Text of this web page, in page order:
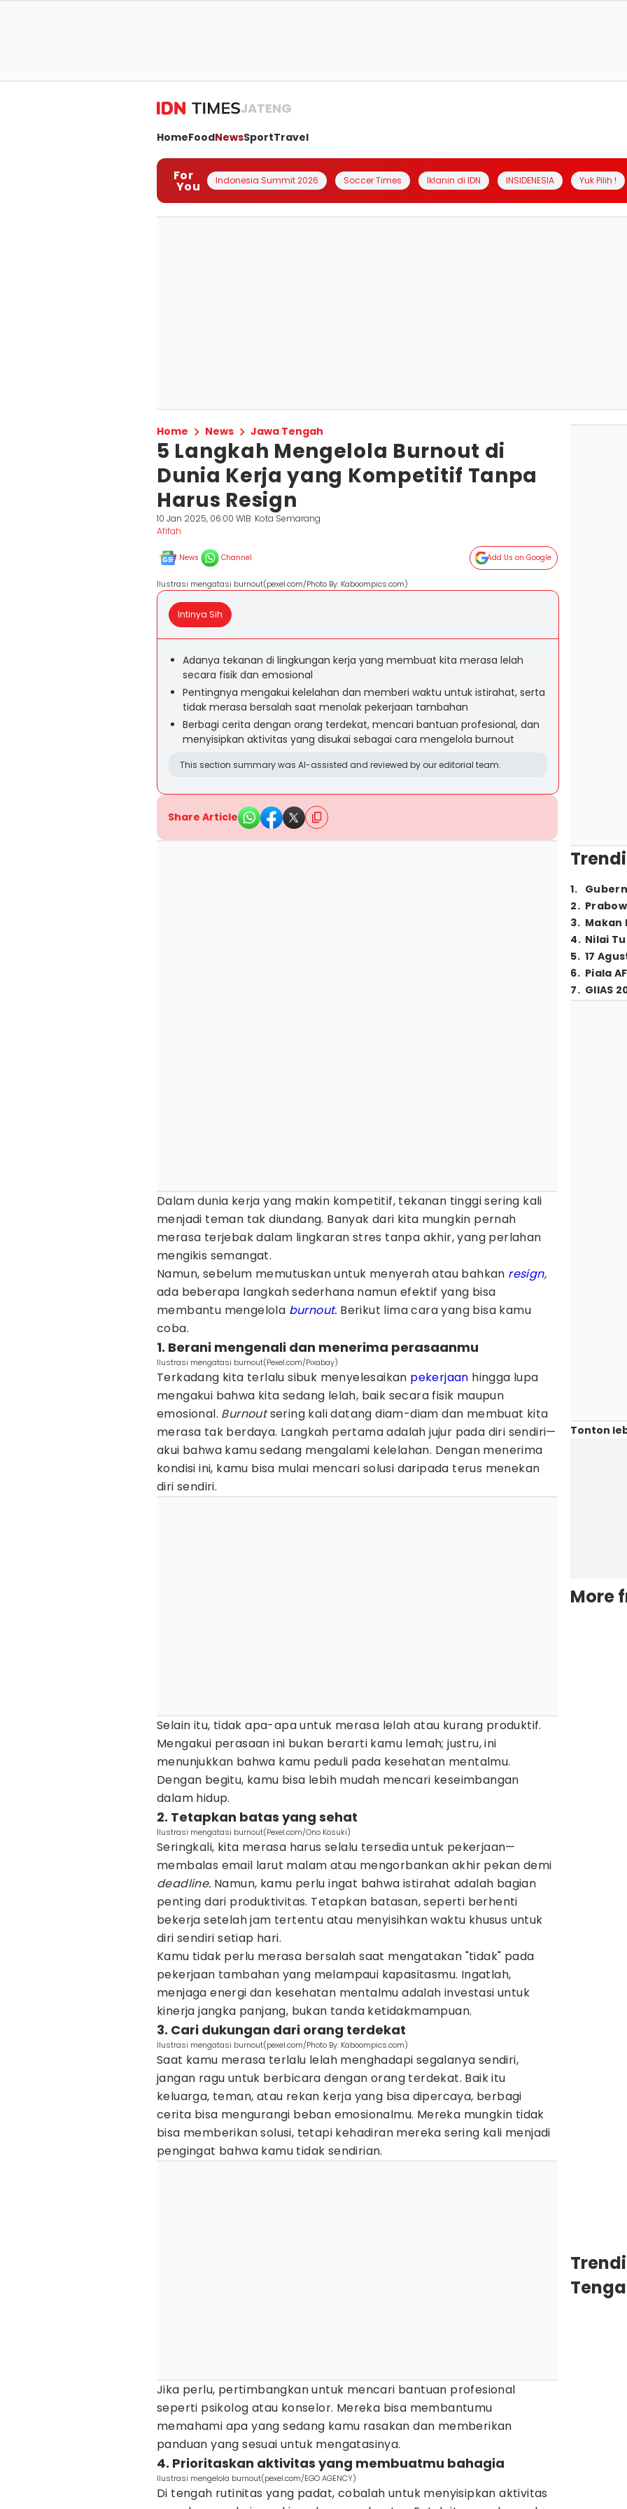
JATENG
HomeFoodNewsSportTravel
For
You Indonesia Summit 2026 Soccer Times Iklanin di IDN INSIDENESIA Yuk Pilih !
Home News Jawa Tengah
5 Langkah Mengelola Burnout di
Dunia Kerja yang Kompetitif Tanpa
Harus Resign
10 Jan 2025, 06:00 WIB Kota Semarang
Afifah
News Channel Add Us on Google
Ilustrasi mengatasi burnout(pexel.com/Photo By: Kaboompics.com)
Intinya Sih
Adanya tekanan di lingkungan kerja yang membuat kita merasa lelah
secara fisik dan emosional
Pentingnya mengakui kelelahan dan memberi waktu untuk istirahat, serta
tidak merasa bersalah saat menolak pekerjaan tambahan
Berbagi cerita dengan orang terdekat, mencari bantuan profesional, dan
menyisipkan aktivitas yang disukai sebagai cara mengelola burnout
This section summary was AI-assisted and reviewed by our editorial team.
Share Article
Dalam dunia kerja yang makin kompetitif, tekanan tinggi sering kali
menjadi teman tak diundang. Banyak dari kita mungkin pernah
merasa terjebak dalam lingkaran stres tanpa akhir, yang perlahan
mengikis semangat.
Namun, sebelum memutuskan untuk menyerah atau bahkan resign,
ada beberapa langkah sederhana namun efektif yang bisa
membantu mengelola burnout. Berikut lima cara yang bisa kamu
coba.
1. Berani mengenali dan menerima perasaanmu
Ilustrasi mengatasi burnout(Pexel.com/Pixabay)
Terkadang kita terlalu sibuk menyelesaikan pekerjaan hingga lupa
mengakui bahwa kita sedang lelah, baik secara fisik maupun
emosional. Burnoutsering kali datang diam-diam dan membuat kita
merasa tak berdaya. Langkah pertama adalah jujur pada diri sendiri—
akui bahwa kamu sedang mengalami kelelahan. Dengan menerima
kondisi ini, kamu bisa mulai mencari solusi daripada terus menekan
diri sendiri.
Selain itu, tidak apa-apa untuk merasa lelah atau kurang produktif.
Mengakui perasaan ini bukan berarti kamu lemah; justru, ini
menunjukkan bahwa kamu peduli pada kesehatan mentalmu.
Dengan begitu, kamu bisa lebih mudah mencari keseimbangan
dalam hidup.
2. Tetapkan batas yang sehat
Ilustrasi mengatasi burnout(Pexel.com/Ono Kosuki)
Seringkali, kita merasa harus selalu tersedia untuk pekerjaan—
membalas email larut malam atau mengorbankan akhir pekan demi
deadline. Namun, kamu perlu ingat bahwa istirahat adalah bagian
penting dari produktivitas. Tetapkan batasan, seperti berhenti
bekerja setelah jam tertentu atau menyisihkan waktu khusus untuk
diri sendiri setiap hari.
Kamu tidak perlu merasa bersalah saat mengatakan "tidak" pada
pekerjaan tambahan yang melampaui kapasitasmu. Ingatlah,
menjaga energi dan kesehatan mentalmu adalah investasi untuk
kinerja jangka panjang, bukan tanda ketidakmampuan.
3. Cari dukungan dari orang terdekat
Ilustrasi mengatasi burnout(pexel.com/Photo By: Kaboompics.com)
Saat kamu merasa terlalu lelah menghadapi segalanya sendiri,
jangan ragu untuk berbicara dengan orang terdekat. Baik itu
keluarga, teman, atau rekan kerja yang bisa dipercaya, berbagi
cerita bisa mengurangi beban emosionalmu. Mereka mungkin tidak
bisa memberikan solusi, tetapi kehadiran mereka sering kali menjadi
pengingat bahwa kamu tidak sendirian.
Jika perlu, pertimbangkan untuk mencari bantuan profesional
seperti psikolog atau konselor. Mereka bisa membantumu
memahami apa yang sedang kamu rasakan dan memberikan
panduan yang sesuai untuk mengatasinya.
4. Prioritaskan aktivitas yang membuatmu bahagia
Ilustrasi mengelola burnout(pexel.com/EGO AGENCY)
Di tengah rutinitas yang padat, cobalah untuk menyisipkan aktivitas
1.
2.
3. Makan
4. Nilai
5. 17
6. Piala
7. GIIAS
Tonton
More